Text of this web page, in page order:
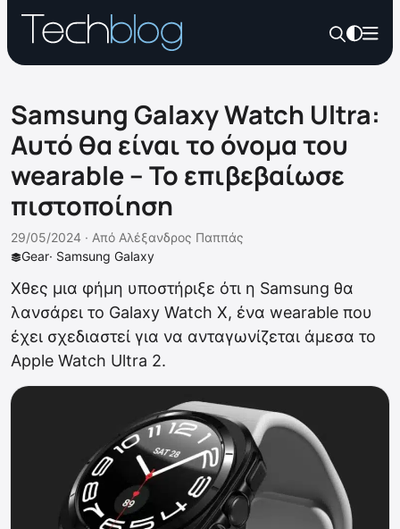
Samsung Galaxy Watch Ultra:
Αυτό θα είναι το όνομα του
wearable – Το επιβεβαίωσε
πιστοποίηση
Gear· Samsung Galaxy
29/05/2024 · Από Αλέξανδρος Παππάς
Χθες μια φήμη υποστήριξε ότι η Samsung θα
λανσάρει το Galaxy Watch X, ένα wearable που
έχει σχεδιαστεί για να ανταγωνίζεται άμεσα το
Apple Watch Ultra 2.